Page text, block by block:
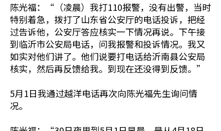
陈光福：“（凌晨）我打110报警，没有出警，当时
特别着急，拨打了山东省公安厅的电话投诉，把经
过告诉他，公安厅答应核实一下情况再说。下午接
到临沂市公安局电话，问我报警和投诉情况。我又
如实对他们讲了。他们说要打电话给沂南县公安局
核实，然后再反馈给我。到现在还没得到反馈。”
5月1日我通过越洋电话再次向陈光福先生询问情
况。